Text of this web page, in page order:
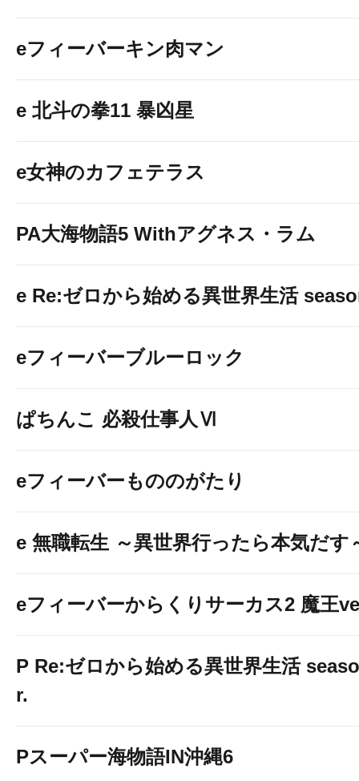
eフィーバーキン肉マン
e 北斗の拳11 暴凶星
e女神のカフェテラス
PA大海物語5 Withアグネス・ラム
e Re:ゼロから始める異世界生活
eフィーバーブルーロック
ぱちんこ 必殺仕事人Ⅵ
eフィーバーもののがたり
e 無職転生 ～異世界行ったら本気だす
eフィーバーからくりサーカス2 魔王
P Re:ゼロから始める異世界生活
r.
Pスーパー海物語IN沖縄6